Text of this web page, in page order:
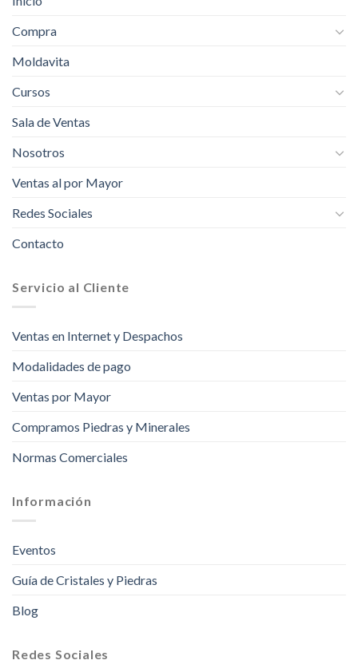
Compra
Moldavita
Cursos
Sala de Ventas
Nosotros
Ventas al por Mayor
Redes Sociales
Contacto
Servicio al Cliente
Ventas en Internet y Despachos
Modalidades de pago
Ventas por Mayor
Compramos Piedras y Minerales
Normas Comerciales
Información
Eventos
Guía de Cristales y Piedras
Blog
Redes Sociales